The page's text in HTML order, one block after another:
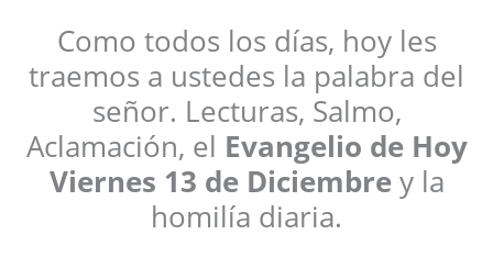
Como todos los días, hoy les
traemos a ustedes la palabra del
señor. Lecturas, Salmo,
Aclamación, el Evangelio de Hoy
Viernes 13 de Diciembrey la
homilía diaria.